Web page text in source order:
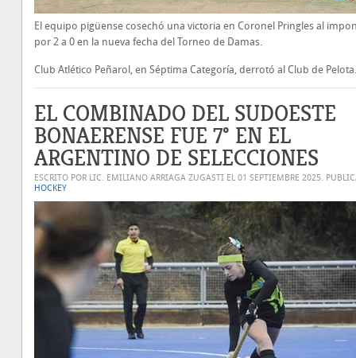
El equipo pigüense cosechó una victoria en Coronel Pringles al
por 2 a 0 en la nueva fecha del Torneo de Damas.
Club Atlético Peñarol, en Séptima Categoría, derrotó al Club de Pelota.
EL COMBINADO DEL SUDOESTE
BONAERENSE FUE 7° EN EL
ARGENTINO DE SELECCIONES
ESCRITO POR LIC. EMILIANO ARRIAGA ZUGASTI EL 01 SEPTIEMBRE 2025.
HOCKEY